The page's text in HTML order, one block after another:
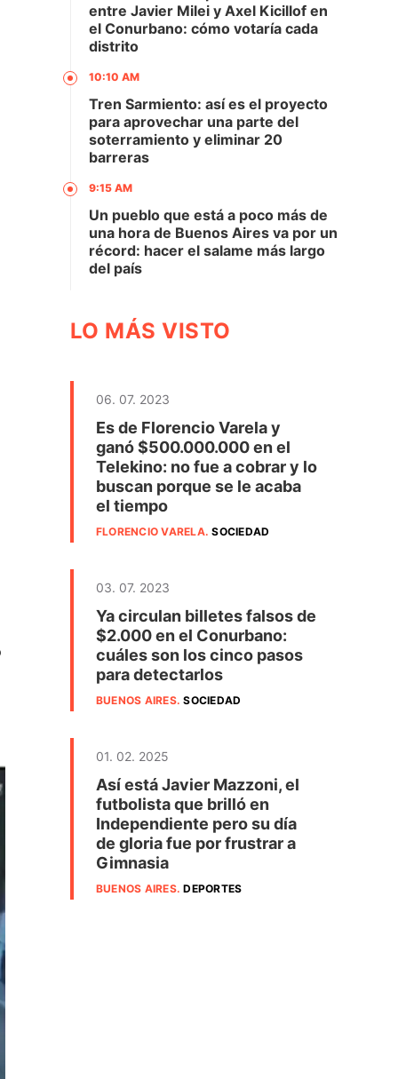
entre Javier Milei y Axel Kicillof en
el Conurbano: cómo votaría cada
distrito
10:10 AM
Tren Sarmiento: así es el proyecto
para aprovechar una parte del
soterramiento y eliminar 20
barreras
9:15 AM
Un pueblo que está a poco más de
una hora de Buenos Aires va por un
récord: hacer el salame más largo
del país
LO MÁS VISTO
06. 07. 2023
Es de Florencio Varela y
ganó $500.000.000 en el
Telekino: no fue a cobrar y lo
buscan porque se le acaba
el tiempo
FLORENCIO VARELA.SOCIEDAD
03. 07. 2023
Ya circulan billetes falsos de
$2.000 en el Conurbano:
cuáles son los cinco pasos
para detectarlos
BUENOS AIRES.SOCIEDAD
01. 02. 2025
Así está Javier Mazzoni, el
futbolista que brilló en
Independiente pero su día
de gloria fue por frustrar a
Gimnasia
BUENOS AIRES.DEPORTES